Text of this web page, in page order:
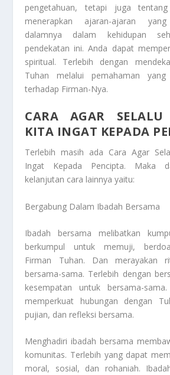
pengetahuan, tetapi juga
menerapkan ajaran-ajaran
dalamnya dalam kehidupan
pendekatan ini. Anda dapat
spiritual. Terlebih dengan
Tuhan melalui pemahaman
terhadap Firman-Nya.
CARA AGAR SELALU
KITA INGAT KEPADA
Terlebih masih ada Cara Agar
Ingat Kepada Pencipta. Maka
kelanjutan cara lainnya yaitu:
Bergabung Dalam Ibadah Bersama
Ibadah bersama melibatkan
berkumpul untuk memuji,
Firman Tuhan. Dan merayakan
bersama-sama. Terlebih dengan
kesempatan untuk bersama-
memperkuat hubungan dengan
pujian, dan refleksi bersama.
Menghadiri ibadah bersama
komunitas. Terlebih yang dapat
moral, sosial, dan rohaniah.